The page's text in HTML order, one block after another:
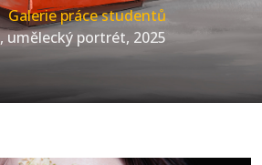
Galerie práce studentů
umělecký portrét, 2025